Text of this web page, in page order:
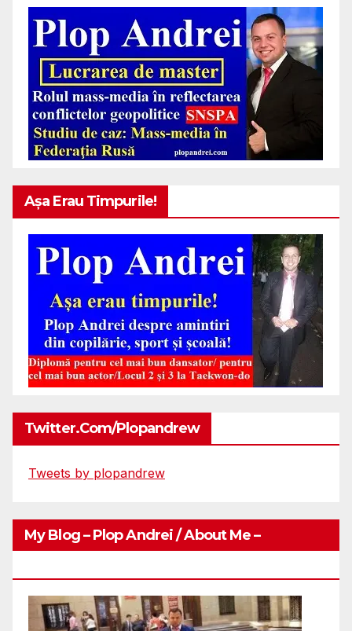
Așa Erau Timpurile!
Twitter.com/plopandrew
Tweets by plopandrew
My Blog – Plop Andrei / About Me –